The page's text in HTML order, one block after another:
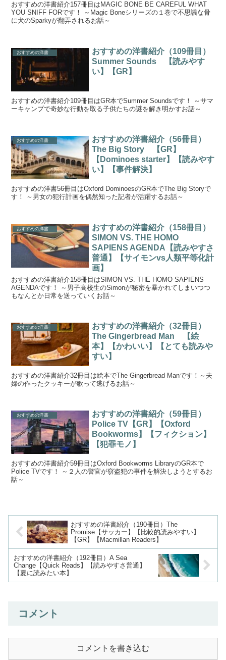
おすすめの洋書紹介157冊目はMAGIC BONE BE CAREFUL WHAT
YOU SNIFF FORです！ ～Magic Boneシリーズの１巻で不思議な骨
に犬のSparkyが翻弄されるお話～
おすすめの洋書
おすすめの洋書紹介（109冊目）
Summer Sounds 【読みやす
い】【GR】
おすすめの洋書紹介109冊目はGR本でSummer Soundsです！ ～サマ
ーキャンプで奇妙な行動を取る子供たちの謎を解き明かすお話～
おすすめの洋書
おすすめの洋書紹介（56冊目）
The Big Story 【GR】
【Dominoes starter】【読みやす
い】【事件解決】
おすすめの洋書56冊目はOxford DominoesのGR本でThe Big Storyで
す！ ～男女の犯行計画を偶然知った記者が活躍するお話～
おすすめの洋書
おすすめの洋書紹介（158冊目）
SIMON VS. THE HOMO
SAPIENS AGENDA【読みやすさ
普通】【サイモンvs人類平等化計
画】
おすすめの洋書紹介158冊目はSIMON VS. THE HOMO SAPIENS
AGENDAです！ ～男子高校生のSimonが秘密を暴かれてしまいつつ
もなんとか日常を送っていくお話～
おすすめの洋書
おすすめの洋書紹介（32冊目）
The Gingerbread Man 【絵
本】【かわいい】【とても読みや
すい】
おすすめの洋書紹介32冊目は絵本でThe Gingerbread Manです！～夫
婦の作ったクッキーが歌って逃げるお話～
おすすめの洋書
おすすめの洋書紹介（59冊目）
Police TV【GR】【Oxford
Bookworms】【フィクション】
【犯罪モノ】
おすすめの洋書紹介59冊目はOxford Bookworms LibraryのGR本で
Police TVです！ ～２人の警官が窃盗犯の事件を解決しようとするお
話～
おすすめの洋書紹介（190冊目）The
Promise【サッカー】【比較的読みやすい】
【GR】【Macmillan Readers】
おすすめの洋書紹介（192冊目）A Sea
Change【Quick Reads】【読みやすさ普通】
【夏に読みたい本】
コメント
コメントを書き込む